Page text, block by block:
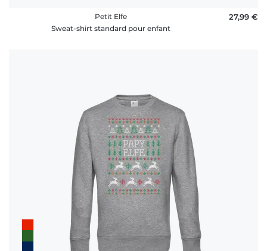
Petit Elfe
Sweat-shirt standard pour enfant
27,99 €